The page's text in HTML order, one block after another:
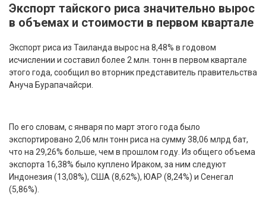
Экспорт тайского риса значительно вырос
в объемах и стоимости в первом квартале
Экспорт риса из Таиланда вырос на 8,48% в годовом
исчислении и составил более 2 млн. тонн в первом квартале
этого года, сообщил во вторник представитель правительства
Ануча Бурапачайсри.
По его словам, с января по март этого года было
экспортировано 2,06 млн тонн риса на сумму 38,06 млрд бат,
что на 29,26% больше, чем в прошлом году. Из общего объема
экспорта 16,38% было куплено Ираком, за ним следуют
Индонезия (13,08%), США (8,62%), ЮАР (8,24%) и Сенегал
(5,86%).